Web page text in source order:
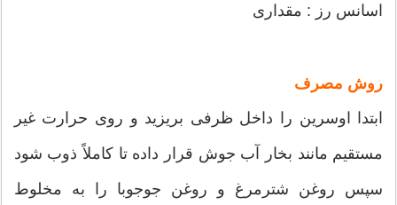
اسانس رز : مقداری
روش مصرف
ابتدا اوسرین را داخل ظرفی بریزید و روی حرارت غیر
مستقیم مانند بخار آب جوش قرار داده تا کاملاً ذوب شود
سپس روغن شترمرغ و روغن جوجوبا را به مخلوط